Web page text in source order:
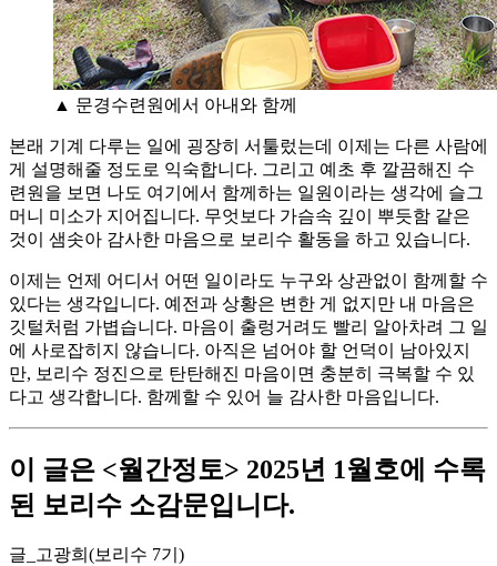
▲ 문경수련원에서 아내와 함께
본래 기계 다루는 일에 굉장히 서툴렀는데 이제는 다른 사람에
게 설명해줄 정도로 익숙합니다. 그리고 예초 후 깔끔해진 수
련원을 보면 나도 여기에서 함께하는 일원이라는 생각에 슬그
머니 미소가 지어집니다. 무엇보다 가슴속 깊이 뿌듯함 같은
것이 샘솟아 감사한 마음으로 보리수 활동을 하고 있습니다.
이제는 언제 어디서 어떤 일이라도 누구와 상관없이 함께할 수
있다는 생각입니다. 예전과 상황은 변한 게 없지만 내 마음은
깃털처럼 가볍습니다. 마음이 출렁거려도 빨리 알아차려 그 일
에 사로잡히지 않습니다. 아직은 넘어야 할 언덕이 남아있지
만, 보리수 정진으로 탄탄해진 마음이면 충분히 극복할 수 있
다고 생각합니다. 함께할 수 있어 늘 감사한 마음입니다.
이 글은 <월간정토> 2025년 1월호에 수록
된 보리수 소감문입니다.
글_고광희(보리수 7기)